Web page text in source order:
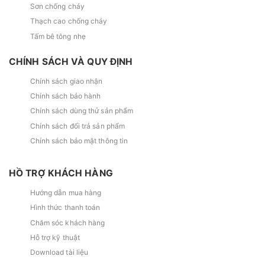
Sơn chống cháy
Thạch cao chống cháy
Tấm bê tông nhẹ
CHÍNH SÁCH VÀ QUY ĐỊNH
Chính sách giao nhận
Chính sách bảo hành
Chính sách dùng thử sản phẩm
Chính sách đổi trả sản phẩm
Chính sách bảo mật thông tin
HỒ TRỢ KHÁCH HÀNG
Hướng dẫn mua hàng
Hình thức thanh toán
Chăm sóc khách hàng
Hỗ trợ kỹ thuật
Download tài liệu